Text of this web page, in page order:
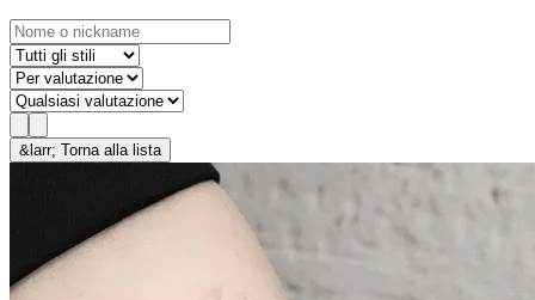
&larr; Torna alla lista